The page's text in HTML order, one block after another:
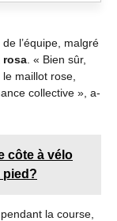
l’équipe, malgré
rosa . « Bien sûr,
maillot rose,
collective », a-
côte à vélo
pied?
la course,